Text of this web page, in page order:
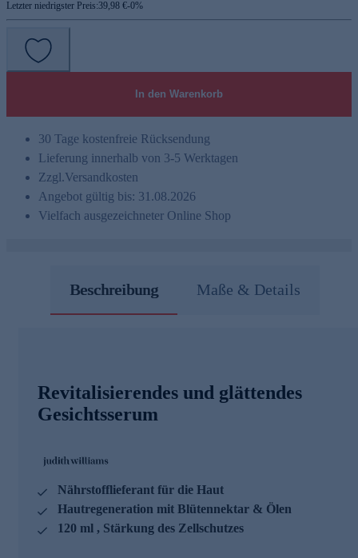
Letzter niedrigster Preis:39,98 €-0%
In den Warenkorb
30 Tage kostenfreie Rücksendung
Lieferung innerhalb von 3-5 Werktagen
Zzgl.Versandkosten
Angebot gültig bis: 31.08.2026
Vielfach ausgezeichneter Online Shop
Beschreibung Maße & Details
Revitalisierendes und glättendes
Gesichtsserum
Nährstofflieferant für die Haut
Hautregeneration mit Blütennektar & Ölen
120 ml , Stärkung des Zellschutzes